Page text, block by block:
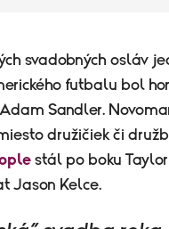
svadobných osláv
futbalu bol
Sandler.
družičiek či
stál po boku
Jason Kelce.